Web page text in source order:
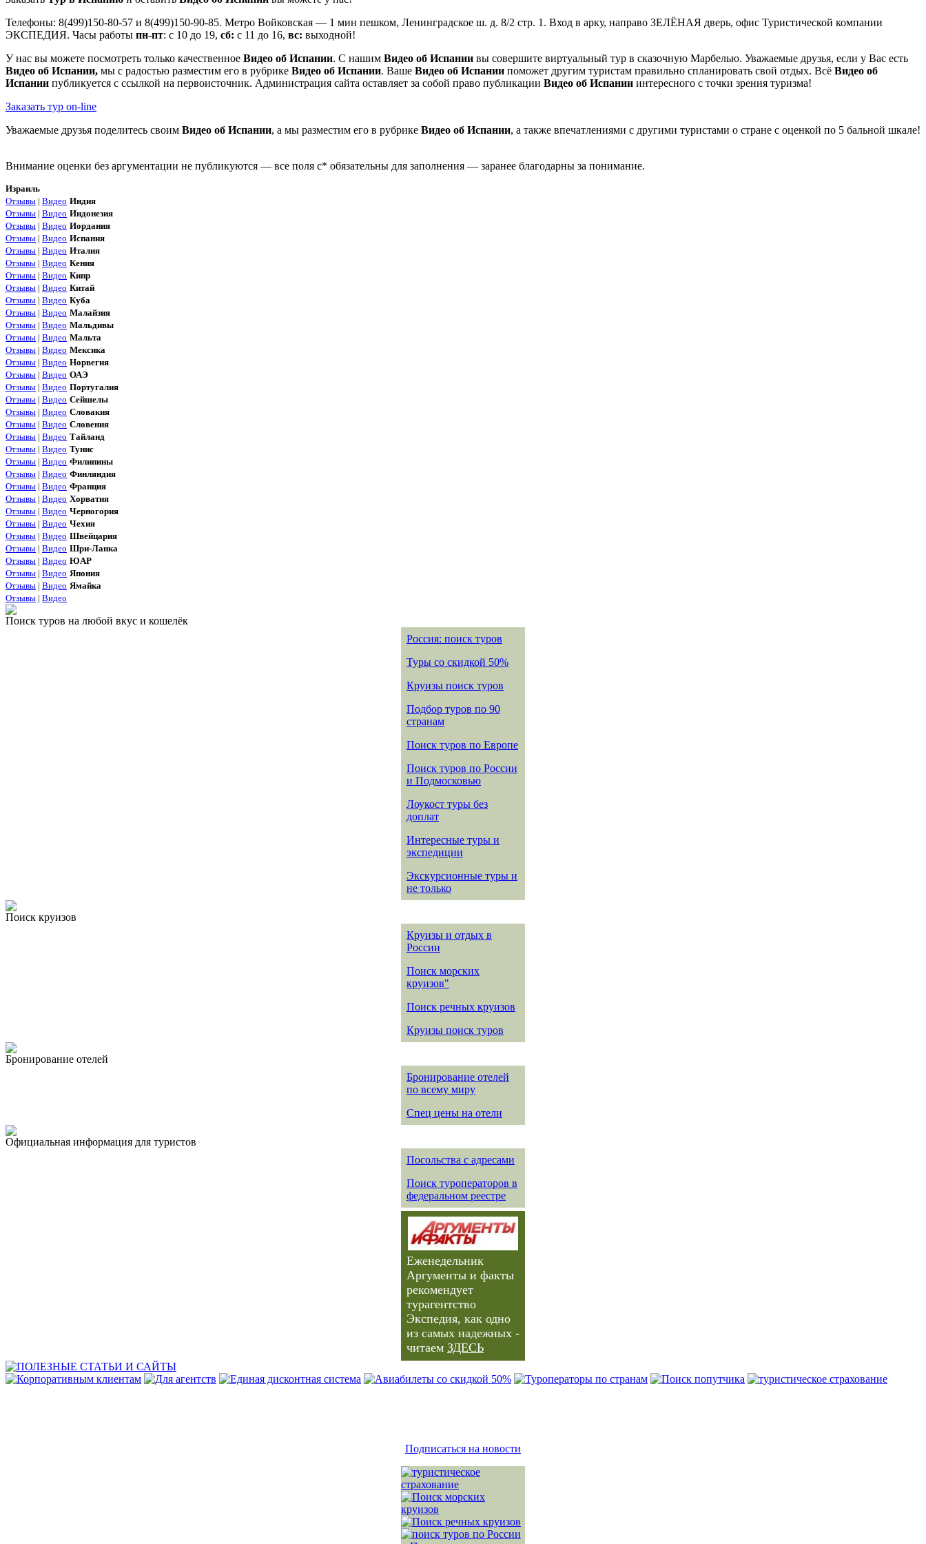
Телефоны: 8(499)150-80-57 и 8(499)150-90-85. Метро Войковская — 1 мин пешком, Ленинградское ш. д. 8/2 стр. 1. Вход в арку, направо ЗЕЛЁНАЯ дверь, офис Туристической компании
ЭКСПЕДИЯ. Часы работы пн-пт: с 10 до 19, сб: с 11 до 16, вс: выходной!
У нас вы можете посмотреть только качественное Видео об Испании. С нашим Видео об Испании вы совершите виртуальный тур в сказочную Марбелью. Уважаемые друзья, если у Вас есть
Видео об Испании, мы с радостью разместим его в рубрике Видео об Испании. Ваше Видео об Испании поможет другим туристам правильно спланировать свой отдых. Всё Видео об
Испании публикуется с ссылкой на первоисточник. Администрация сайта оставляет за собой право публикации Видео об Испании интересного с точки зрения туризма!
Заказать тур on-line
Уважаемые друзья поделитесь своим Видео об Испании, а мы разместим его в рубрике Видео об Испании, а также впечатлениями с другими туристами о стране с оценкой по 5 бальной шкале!
Внимание оценки без аргументации не публикуются — все поля с* обязательны для заполнения — заранее благодарны за понимание.
Израиль
Отзывы | Видео Индия
Отзывы | Видео Индонезия
Отзывы | Видео Иордания
Отзывы | Видео Испания
Отзывы | Видео Италия
Отзывы | Видео Кения
Отзывы | Видео Кипр
Отзывы | Видео Китай
Отзывы | Видео Куба
Отзывы | Видео Малайзия
Отзывы | Видео Мальдивы
Отзывы | Видео Мальта
Отзывы | Видео Мексика
Отзывы | Видео Норвегия
Отзывы | Видео ОАЭ
Отзывы | Видео Португалия
Отзывы | Видео Сейшелы
Отзывы | Видео Словакия
Отзывы | Видео Словения
Отзывы | Видео Тайланд
Отзывы | Видео Тунис
Отзывы | Видео Филипины
Отзывы | Видео Финляндия
Отзывы | Видео Франция
Отзывы | Видео Хорватия
Отзывы | Видео Черногория
Отзывы | Видео Чехия
Отзывы | Видео Швейцария
Отзывы | Видео Шри-Ланка
Отзывы | Видео ЮАР
Отзывы | Видео Япония
Отзывы | Видео Ямайка
Отзывы | Видео
Поиск туров на любой вкус и кошелёк
Россия: поиск туров
Туры со скидкой 50%
Круизы поиск туров
Подбор туров по 90
странам
Поиск туров по Европе
Поиск туров по России
и Подмосковью
Лоукост туры без
доплат
Интересные туры и
экспедиции
Экскурсионные туры и
не только
Поиск круизов
Круизы и отдых в
России
Поиск морских
круизов"
Поиск речных круизов
Круизы поиск туров
Бронирование отелей
Бронирование отелей
по всему миру
Спец цены на отели
Официальная информация для туристов
Посольства с адресами
Поиск туроператоров в
федеральном реестре
Еженедельник
Аргументы и факты
рекомендует
турагентство
Экспедия, как одно
из самых надежных -
читаем ЗДЕСЬ
Подписаться на новости